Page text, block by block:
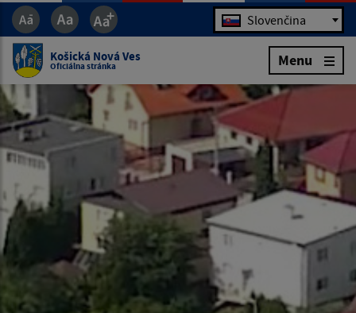
Jazyk Slovenčina
Košická Nová Ves
Oficiálna stránka Menu